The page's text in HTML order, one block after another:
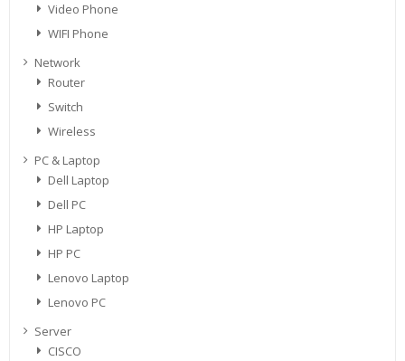
Video Phone
WIFI Phone
Network
Router
Switch
Wireless
PC & Laptop
Dell Laptop
Dell PC
HP Laptop
HP PC
Lenovo Laptop
Lenovo PC
Server
CISCO